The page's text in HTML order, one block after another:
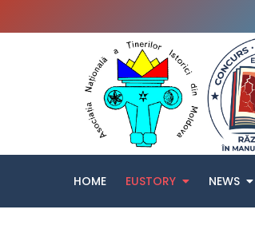
HOME EUSTORY NEWS